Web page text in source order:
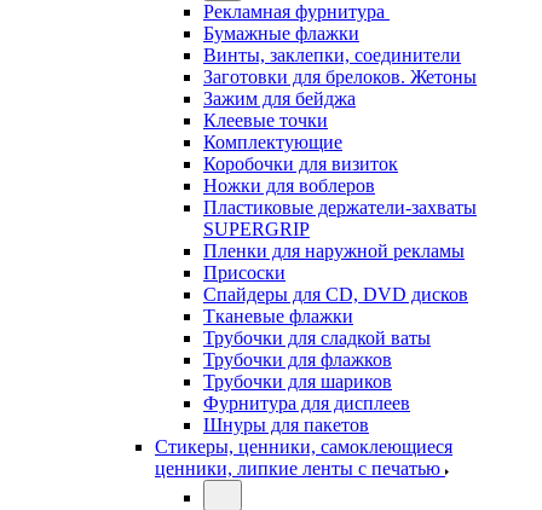
Рекламная фурнитура
Бумажные флажки
Винты, заклепки, соединители
Заготовки для брелоков. Жетоны
Зажим для бейджа
Клеевые точки
Комплектующие
Коробочки для визиток
Ножки для воблеров
Пластиковые держатели-захваты
SUPERGRIP
Пленки для наружной рекламы
Присоски
Спайдеры для CD, DVD дисков
Тканевые флажки
Трубочки для сладкой ваты
Трубочки для флажков
Трубочки для шариков
Фурнитура для дисплеев
Шнуры для пакетов
Стикеры, ценники, самоклеющиеся
ценники, липкие ленты с печатью